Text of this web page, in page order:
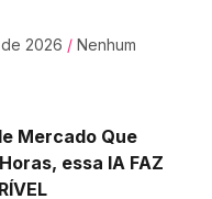
2026 Nenhum
Mercado Que
essa IA FAZ